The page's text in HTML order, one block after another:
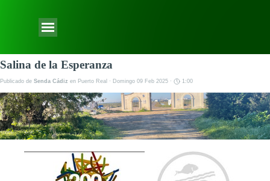
Salina de la Esperanza
Publicado de Senda Cádiz en Puerto Real · Domingo 09 Feb 2025 · 1:00